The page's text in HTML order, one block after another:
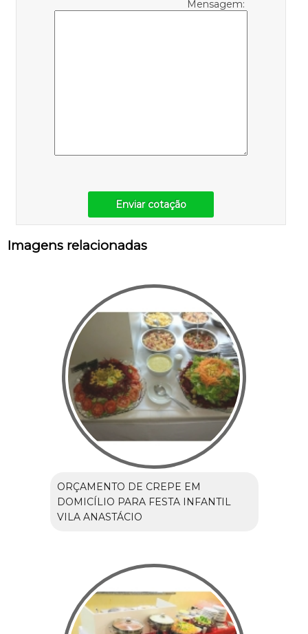
Mensagem:
Enviar cotação
Imagens relacionadas
ORÇAMENTO DE CREPE EM
DOMICÍLIO PARA FESTA INFANTIL
VILA ANASTÁCIO